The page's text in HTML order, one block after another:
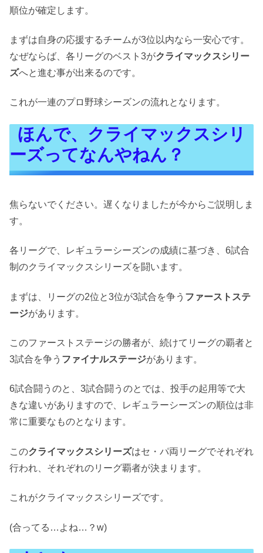
順位が確定します。
まずは自身の応援するチームが3位以内なら一安心です。
なぜならば、各リーグのベスト3がクライマックスシリー
ズへと進む事が出来るのです。
これが一連のプロ野球シーズンの流れとなります。
ほんで、クライマックスシリ
ーズってなんやねん？
焦らないでください。遅くなりましたが今からご説明しま
す。
各リーグで、レギュラーシーズンの成績に基づき、6試合
制のクライマックスシリーズを闘います。
まずは、リーグの2位と3位が3試合を争う ファーストステ
ージがあります。
このファーストステージの勝者が、続けてリーグの覇者と
3試合を争う ファイナルステージがあります。
6試合闘うのと、3試合闘うのとでは、投手の起用等で大
きな違いがありますので、レギュラーシーズンの順位は非
常に重要なものとなります。
このクライマックスシリーズはセ・パ両リーグでそれぞれ
行われ、それぞれのリーグ覇者が決まります。
これがクライマックスシリーズです。
(合ってる…よね…？w)